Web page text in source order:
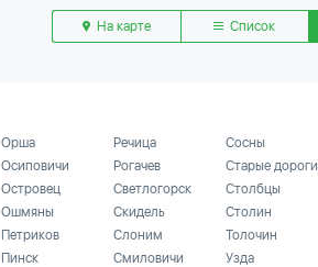
На карте Список
Орша
Осиповичи
Островец
Ошмяны
Петриков
Пинск
Речица
Рогачев
Светлогорск
Скидель
Слоним
Смиловичи
Сосны
Старые дороги
Столбцы
Столин
Толочин
Узда